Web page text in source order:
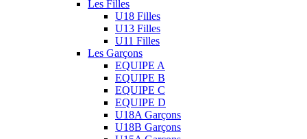
Les Filles
U18 Filles
U13 Filles
U11 Filles
Les Garçons
EQUIPE A
EQUIPE B
EQUIPE C
EQUIPE D
U18A Garçons
U18B Garçons